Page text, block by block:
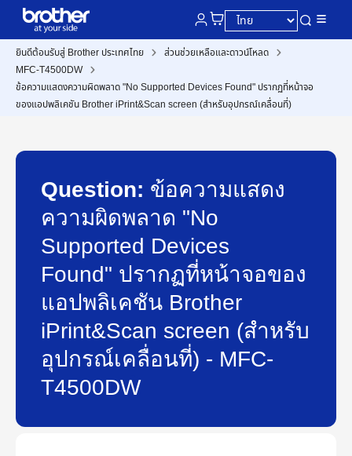
ยินดีต้อนรับสู่ Brother ประเทศไทย
ส่วนช่วยเหลือและดาวน์โหลด
MFC-T4500DW
ข้อความแสดงความผิดพลาด "No Supported Devices Found" ปรากฏที่หน้าจอ
ของแอปพลิเคชัน Brother iPrint&Scan screen (สำหรับอุปกรณ์เคลื่อนที่)
Question: ข้อความแสดง
ความผิดพลาด "No
Supported Devices
Found" ปรากฏที่หน้าจอของ
แอปพลิเคชัน Brother
iPrint&Scan screen (สำหรับ
อุปกรณ์เคลื่อนที่) - MFC-
T4500DW